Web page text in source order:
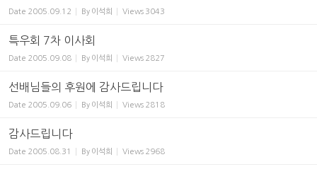
Date 2005.09.12 By 이석희 Views 3043
특우회 7차 이사회
Date 2005.09.08 By 이석희 Views 2827
선배님들의 후원에 감사드립니다
Date 2005.09.06 By 이석희 Views 2818
감사드립니다
Date 2005.08.31 By 이석희 Views 2968